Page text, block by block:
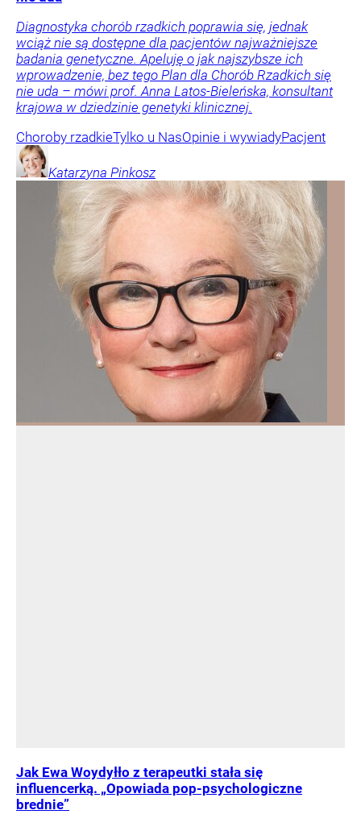
Diagnostyka chorób rzadkich poprawia się, jednak
wciąż nie są dostępne dla pacjentów najważniejsze
badania genetyczne. Apeluję o jak najszybsze ich
wprowadzenie, bez tego Plan dla Chorób Rzadkich się
nie uda – mówi prof. Anna Latos-Bieleńska, konsultant
krajowa w dziedzinie genetyki klinicznej.
Choroby rzadkieTylko u NasOpinie i wywiadyPacjent
Katarzyna Pinkosz
Jak Ewa Woydyłło z terapeutki stała się
influencerką. „Opowiada pop-psychologiczne
brednie”